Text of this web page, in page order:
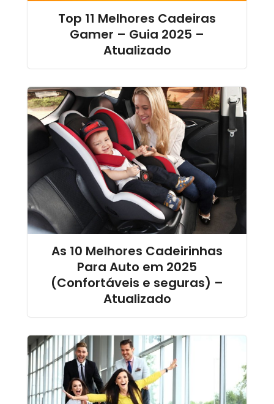
Top 11 Melhores Cadeiras
Gamer – Guia 2025 –
Atualizado
As 10 Melhores Cadeirinhas
Para Auto em 2025
(Confortáveis e seguras) –
Atualizado